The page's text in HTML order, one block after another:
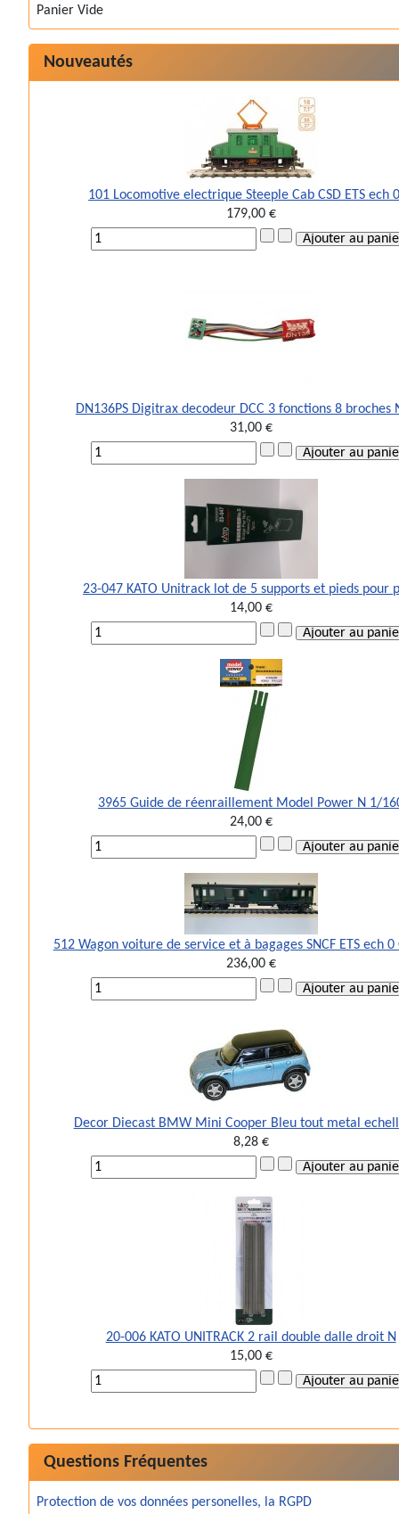
Panier Vide
Nouveautés
101 Locomotive electrique Steeple Cab CSD ETS ech
179,00 €
DN136PS Digitrax decodeur DCC 3 fonctions 8 broches
31,00 €
23-047 KATO Unitrack lot de 5 supports et pieds pour
14,00 €
3965 Guide de réenraillement Model Power N 1/
24,00 €
512 Wagon voiture de service et à bagages SNCF ETS ech
236,00 €
Decor Diecast BMW Mini Cooper Bleu tout metal
8,28 €
20-006 KATO UNITRACK 2 rail double dalle droit N
15,00 €
Questions Fréquentes
Protection de vos données personelles, la RGPD